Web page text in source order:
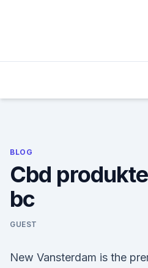
BLOG
Cbd
bc
GUEST
New Vansterdam is the